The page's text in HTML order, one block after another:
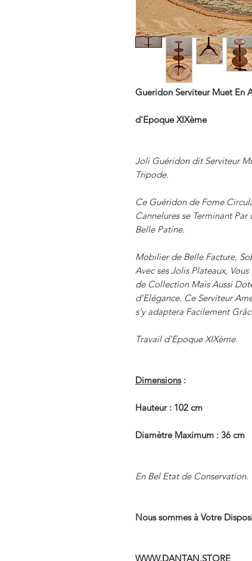
Gueridon Serviteur Muet En
d'Epoque XIXème
Joli Guéridon dit Serviteur
Tripode.
Ce Guéridon de Fome
Cannelures se Terminant
Belle Patine.
Mobilier de Belle Facture,
Avec ses Jolis Plateaux,
de Collection Mais Aussi
d'Elégance. Ce Serviteur
s'y adaptera Facilement
Travail d'Epoque XIXème.
Dimensions:
Hauteur : 102 cm
Diamètre Maximum : 36 cm
En Bel Etat de Conservation.
Nous sommes à Votre
WWW.DANTAN.STORE